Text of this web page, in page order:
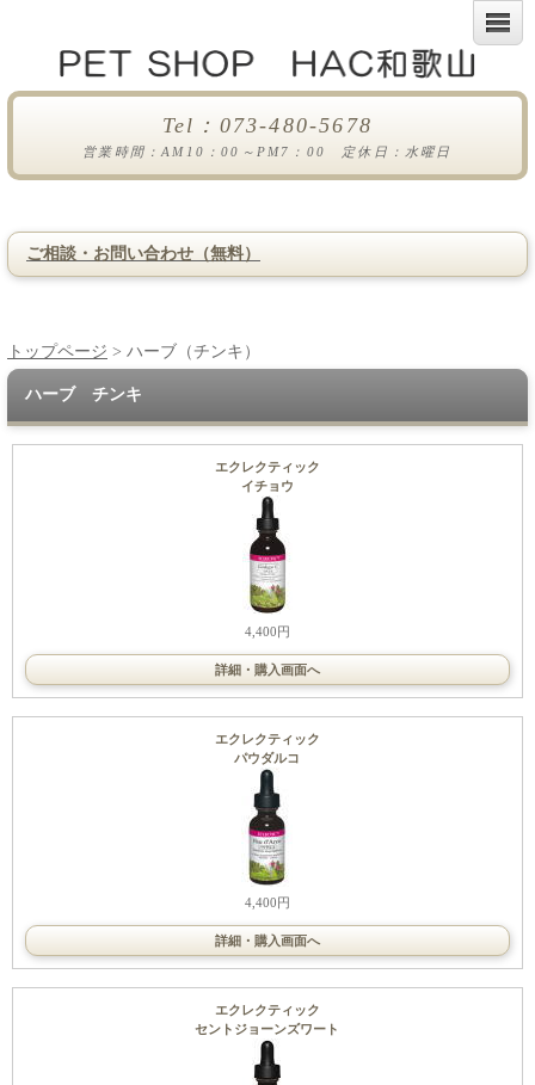
Tel：073-480-5678
営業時間：AM10：00～PM7：00 定休日：水曜日
ご相談・お問い合わせ（無料）
トップページ > ハーブ（チンキ）
ハーブ チンキ
エクレクティック
イチョウ
4,400円
詳細・購入画面へ
エクレクティック
パウダルコ
4,400円
詳細・購入画面へ
エクレクティック
セントジョーンズワート